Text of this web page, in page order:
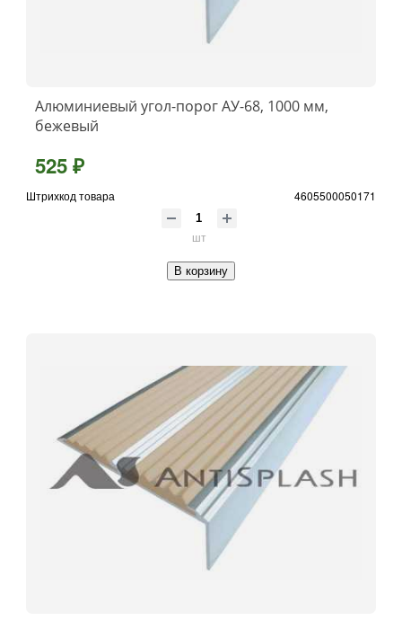
Алюминиевый угол-порог АУ-68, 1000 мм,
бежевый
525 ₽
Штрихкод товара 4605500050171
шт
В корзину